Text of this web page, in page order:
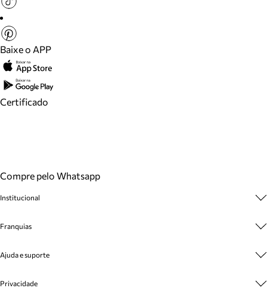
Baixe o APP
Certificado
Compre pelo Whatsapp
Institucional
Cashback
Venda Corporativa
Franquias
Plano de Negócio
Ajuda e suporte
Privacidade